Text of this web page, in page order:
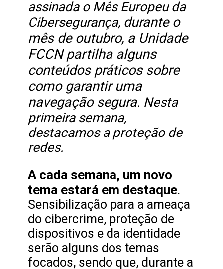
assinada o Mês Europeu da
Cibersegurança, durante o
mês de outubro, a Unidade
FCCN partilha alguns
conteúdos práticos sobre
como garantir uma
navegação segura. Nesta
primeira semana,
destacamos a proteção de
redes.
A cada semana, um novo
tema estará em destaque.
Sensibilização para a ameaça
do cibercrime, proteção de
dispositivos e da identidade
serão alguns dos temas
focados, sendo que, durante a